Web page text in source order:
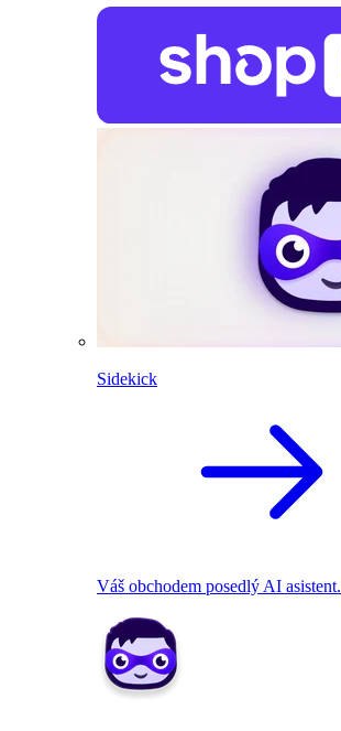
Sidekick
Váš obchodem posedlý AI asistent.